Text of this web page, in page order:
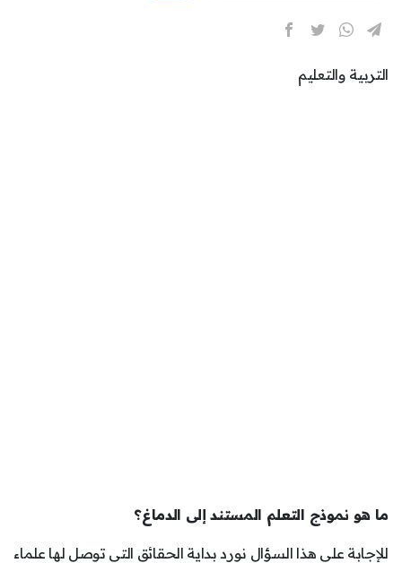
التربية والتعليم
ما هو نموذج التعلم المستند إلى الدماغ؟
للإجابة على هذا السؤال نورد بداية الحقائق التي توصل لها علماء